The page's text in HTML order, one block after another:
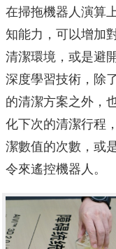
在掃拖機器人演算
知能力，可以增加
清潔環境，或是避
深度學習技術，除
的清潔方案之外，
化下次的清潔行程
潔數值的次數，或
令來遙控機器人。